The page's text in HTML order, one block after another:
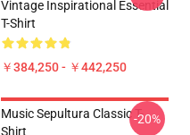
Vintage Inspirational Essential
T-Shirt
￥384,250 - ￥442,250
Music Sepultura Classic T-
Shirt
-20%